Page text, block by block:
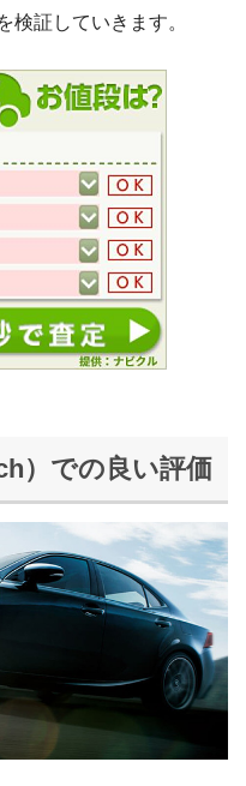
検証していきます。
）での良い評価